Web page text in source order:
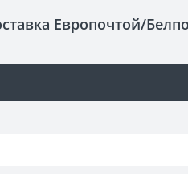
Европочтой/